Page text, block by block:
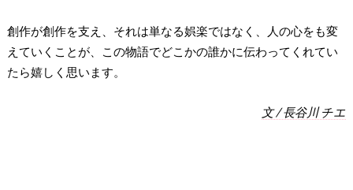
創作が創作を支え、それは単なる娯楽ではなく、人の心をも変
えていくことが、この物語でどこかの誰かに伝わってくれてい
たら嬉しく思います。
文 / 長谷川 チエ